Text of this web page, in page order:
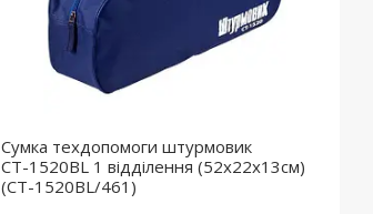
Сумка техдопомоги штурмовик
СТ-1520BL 1 відділення (52х22х13см)
(СТ-1520BL/461)